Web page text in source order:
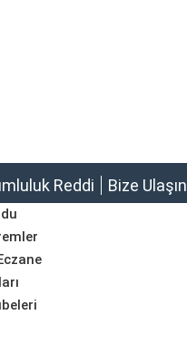
Reddi Bize Ulaşın